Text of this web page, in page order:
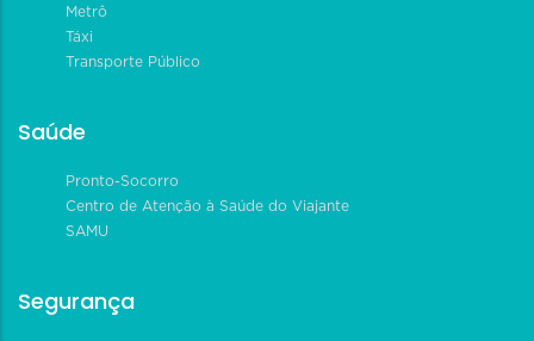
Metrô
Táxi
Transporte Público
Saúde
Pronto-Socorro
Centro de Atenção à Saúde do Viajante
SAMU
Segurança